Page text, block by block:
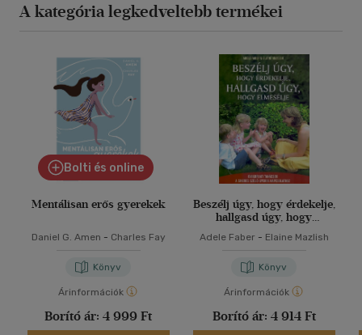
A kategória legkedveltebb termékei
Bolti és online
Mentálisan erős gyerekek
Daniel G. Amen - Charles Fay
Könyv
Árinformációk
Borító ár: 4 999 Ft
Beszélj úgy, hogy érdekelje,
hallgasd úgy, hogy
Adele Faber - Elaine Mazlish
Könyv
Árinformációk
Borító ár: 4 914 Ft